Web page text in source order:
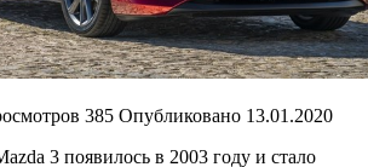
385 Опубликовано 13.01.2020
3 появилось в 2003 году и стало